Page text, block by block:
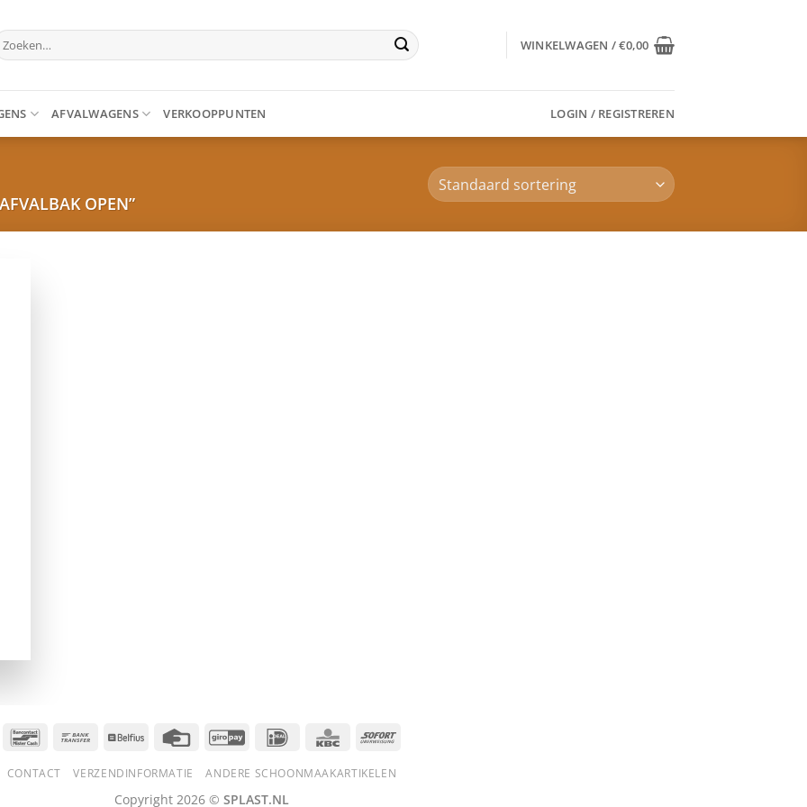
WINKELWAGEN /€0,00
AFVALWAGENS VERKOOPPUNTEN LOGIN / REGISTREREN
OPEN”
BancontactBank
Belfius
Credit
GiroPay IDeal KBC Sofort
CONTACT VERZENDINFORMATIE ANDERE SCHOONMAAKARTIKELEN
Copyright 2026 © SPLAST.NL